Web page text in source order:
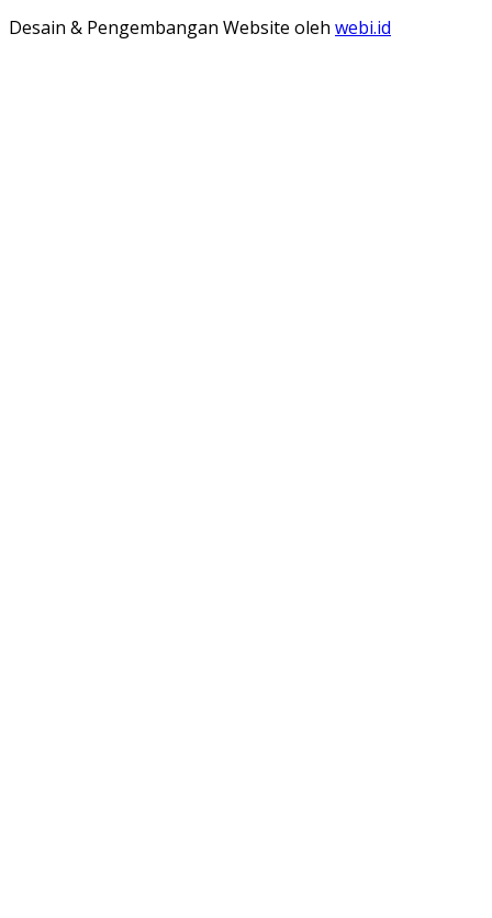
Desain & Pengembangan Website oleh webi.id